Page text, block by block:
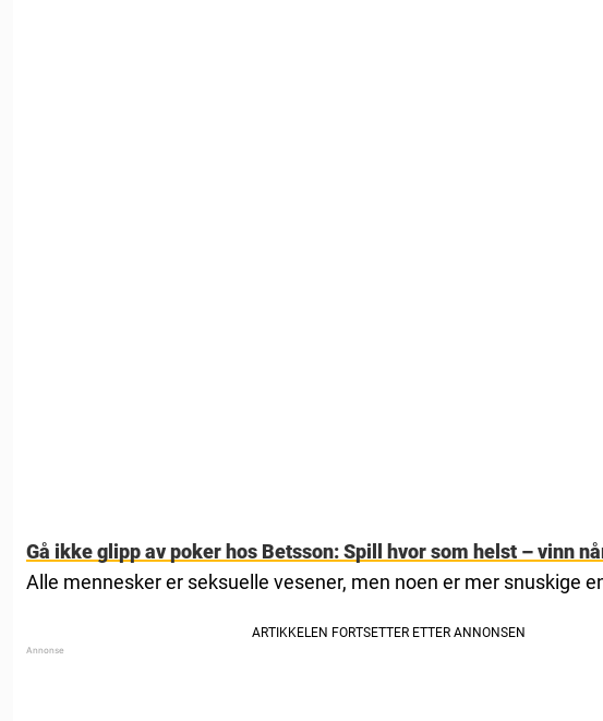
Gå ikke glipp av poker hos Betsson: Spill hvor som helst – vinn
Alle mennesker er seksuelle vesener, men noen er mer snuskige